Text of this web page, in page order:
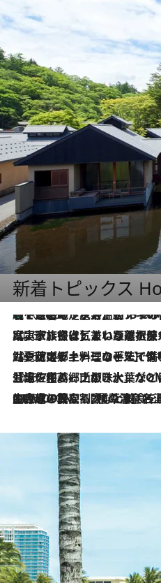
新着トピックス
2026.8.7
【トンボの足水浴】ヒノキの香りに包まれて涼感マックス！約13℃の湧水かけ流しを避暑地「星野温泉 トンボの湯」で体験
2026.7.31
【ホテル帰省】という選択肢をOMOが提案。家族とほどよい距離を保つには「昼は実家、
2026.7.24
【夏限定ディナーコース】旬を迎える稚鮎や花ズッキーニなどをイタリア・トスカーナの郷土料理
2026.7.17
「土佐和ハーブかき氷」がOMO7高知に登場！生姜、山椒、大葉など目にも舌にも涼を呼ぶ郷土の味
2026.7.10
NEW OPEN！【界 草津】名湯の地に誕生。趣の異なる2種の温泉と上州ならではの会席・蕎麦割烹など美食を味わう究極の癒やし旅